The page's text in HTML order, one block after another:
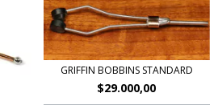
GRIFFIN BOBBINS STANDARD
$29.000,00